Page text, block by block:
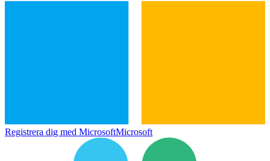
Registrera dig med MicrosoftMicrosoft